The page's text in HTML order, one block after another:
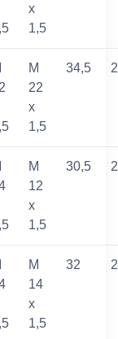
x
1,5
M
22
x
1,5
34,5
M
12
x
1,5
30,5
M
14
x
1,5
32